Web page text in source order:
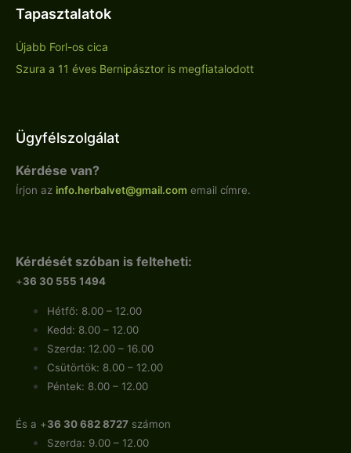
Tapasztalatok
Újabb Forl-os cica
Szura a 11 éves Bernipásztor is megfiatalodott
Ügyfélszolgálat
Kérdése van?
Írjon az info.herbalvet@gmail.com email címre.
Kérdését szóban is felteheti:
+36 30 555 1494
Hétfő: 8.00 – 12.00
Kedd: 8.00 – 12.00
Szerda: 12.00 – 16.00
Csütörtök: 8.00 – 12.00
Péntek: 8.00 – 12.00
És a +36 30 682 8727 számon
Szerda: 9.00 – 12.00